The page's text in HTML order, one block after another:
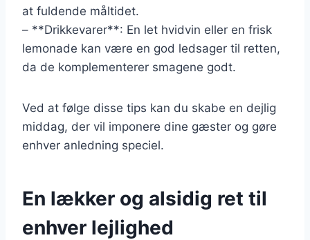
at fuldende måltidet.
– **Drikkevarer**: En let hvidvin eller en frisk
lemonade kan være en god ledsager til retten,
da de komplementerer smagene godt.
Ved at følge disse tips kan du skabe en dejlig
middag, der vil imponere dine gæster og gøre
enhver anledning speciel.
En lækker og alsidig ret til
enhver lejlighed